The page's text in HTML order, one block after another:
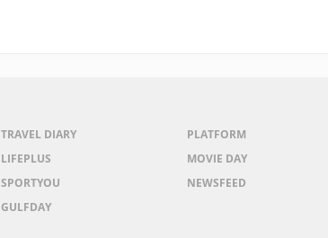
TRAVEL DIARY
LIFEPLUS
SPORTYOU
GULFDAY
PLATFORM
MOVIE DAY
NEWSFEED